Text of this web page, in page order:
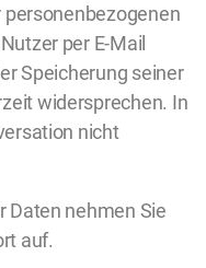
personenbezogenen
per E-Mail
Speicherung seiner
widersprechen. In
nicht
Daten nehmen Sie
auf.